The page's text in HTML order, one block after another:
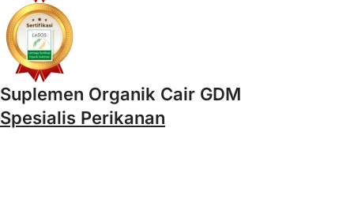
Suplemen Organik Cair GDM
Spesialis Perikanan